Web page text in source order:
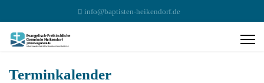
info@baptisten-heikendorf.de
Terminkalender